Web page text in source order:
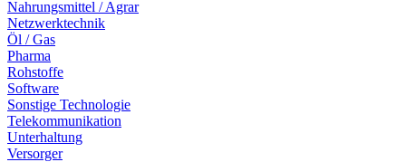
Nahrungsmittel / Agrar
Netzwerktechnik
Öl / Gas
Pharma
Rohstoffe
Software
Sonstige Technologie
Telekommunikation
Unterhaltung
Versorger